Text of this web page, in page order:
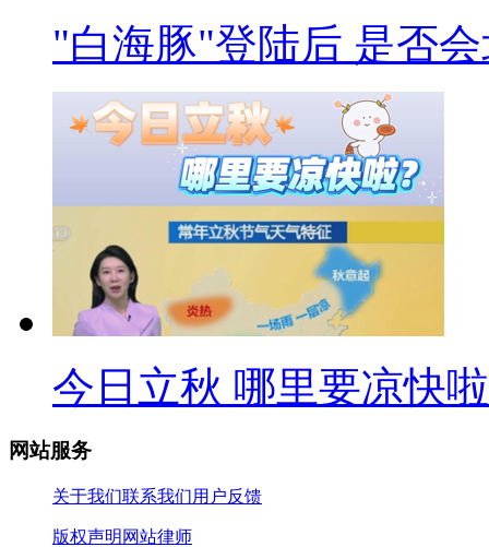
"白海豚"登陆后 是否
今日立秋 哪里要凉快
网站服务
关于我们联系我们用户反馈
版权声明 网站律师